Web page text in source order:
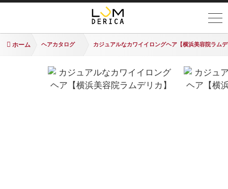
ホーム ヘアカタログ カジュアルなカワイイロングヘア【横浜美容院ラム